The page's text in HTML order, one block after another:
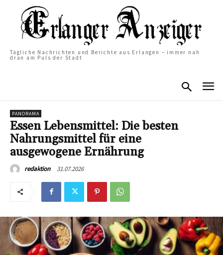
Tägliche Nachrichten und Berichte aus Erlangen – immer nah
dran am Puls der Stadt
PANORAMA
Essen Lebensmittel: Die besten
Nahrungsmittel für eine
ausgewogene Ernährung
redaktion 31.07.2026